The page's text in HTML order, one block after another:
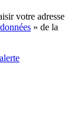
votre adresse
» de la